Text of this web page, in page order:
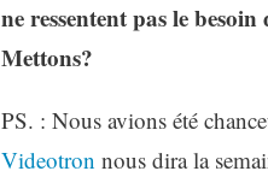
ne ressentent pas le
Mettons?
PS. : Nous avions été
Videotron nous dira la